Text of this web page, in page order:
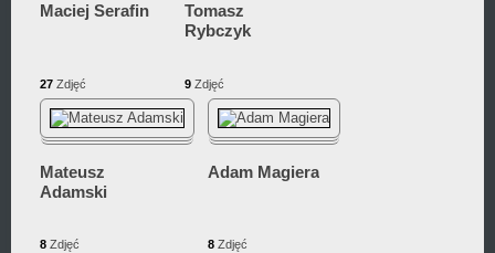
Maciej Serafin
27 Zdjęć
Tomasz
Rybczyk
9 Zdjęć
Mateusz
Adamski
8 Zdjęć
Adam Magiera
8 Zdjęć